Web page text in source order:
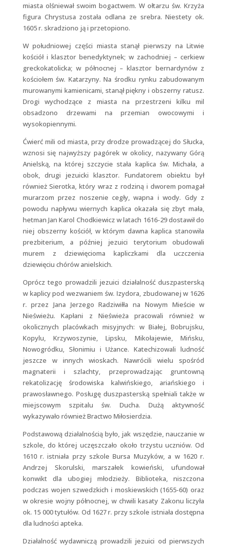
miasta olśniewał swoim bogactwem. W ołtarzu św. Krzyża
figura Chrystusa została odlana ze srebra. Niestety ok.
1605 r. skradziono ją i przetopiono.
W południowej części miasta stanął pierwszy na Litwie
kościół i klasztor benedyktynek; w zachodniej – cerkiew
greckokatolicka; w północnej – klasztor bernardynów z
kościołem św. Katarzyny. Na środku rynku zabudowanym
murowanymi kamienicami, stanął piękny i obszerny ratusz.
Drogi wychodzące z miasta na przestrzeni kilku mil
obsadzono drzewami na przemian owocowymi i
wysokopiennymi.
Ćwierć mili od miasta, przy drodze prowadzącej do Słucka,
wznosi się najwyższy pagórek w okolicy, nazywany Górą
Anielską, na której szczycie stała kaplica św. Michała, a
obok, drugi jezuicki klasztor. Fundatorem obiektu był
również Sierotka, który wraz z rodziną i dworem pomagał
murarzom przez noszenie cegły, wapna i wody. Gdy z
powodu napływu wiernych kaplica okazała się zbyt mała,
hetman Jan Karol Chodkiewicz w latach 1616-29 dostawił do
niej obszerny kościół, w którym dawna kaplica stanowiła
prezbiterium, a później jezuici terytorium obudowali
murem z dziewięcioma kapliczkami dla uczczenia
dziewięciu chórów anielskich.
Oprócz tego prowadzili jezuici działalność duszpasterską
w kaplicy pod wezwaniem św. Izydora, zbudowanej w 1626
r. przez Jana Jerzego Radziwiłła na Nowym Mieście w
Nieświeżu. Kapłani z Nieświeża pracowali również w
okolicznych placówkach misyjnych: w Białej, Bobrujsku,
Kopylu, Krzywoszynie, Lipsku, Mikołajewie, Mińsku,
Nowogródku, Słonimiu i Użance. Katechizowali ludność
jeszcze w innych wioskach. Nawrócili wielu spośród
magnaterii i szlachty, przeprowadzając gruntowną
rekatolizację środowiska kalwińskiego, ariańskiego i
prawosławnego. Posługę duszpasterską spełniali także w
miejscowym szpitalu św. Ducha. Dużą aktywność
wykazywało również Bractwo Miłosierdzia.
Podstawową działalnością było, jak wszędzie, nauczanie w
szkole, do której uczęszczało około trzystu uczniów. Od
1610 r. istniała przy szkole Bursa Muzyków, a w 1620 r.
Andrzej Skorulski, marszałek kowieński, ufundował
konwikt dla ubogiej młodzieży. Biblioteka, niszczona
podczas wojen szwedzkich i moskiewskich (1655-60) oraz
w okresie wojny północnej, w chwili kasaty Zakonu liczyła
ok. 15 000 tytułów. Od 1627 r. przy szkole istniała dostępna
dla ludności apteka.
Działalność wydawniczą prowadzili jezuici od pierwszych